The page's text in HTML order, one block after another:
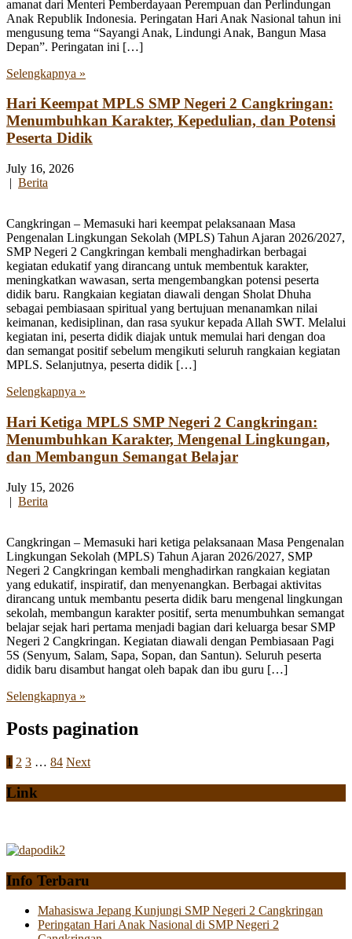
amanat dari Menteri Pemberdayaan Perempuan dan Perlindungan
Anak Republik Indonesia. Peringatan Hari Anak Nasional tahun ini
mengusung tema “Sayangi Anak, Lindungi Anak, Bangun Masa
Depan”. Peringatan ini […]
Selengkapnya »
Hari Keempat MPLS SMP Negeri 2 Cangkringan:
Menumbuhkan Karakter, Kepedulian, dan Potensi
Peserta Didik
July 16, 2026
| Berita
Cangkringan – Memasuki hari keempat pelaksanaan Masa
Pengenalan Lingkungan Sekolah (MPLS) Tahun Ajaran 2026/2027,
SMP Negeri 2 Cangkringan kembali menghadirkan berbagai
kegiatan edukatif yang dirancang untuk membentuk karakter,
meningkatkan wawasan, serta mengembangkan potensi peserta
didik baru. Rangkaian kegiatan diawali dengan Sholat Dhuha
sebagai pembiasaan spiritual yang bertujuan menanamkan nilai
keimanan, kedisiplinan, dan rasa syukur kepada Allah SWT. Melalui
kegiatan ini, peserta didik diajak untuk memulai hari dengan doa
dan semangat positif sebelum mengikuti seluruh rangkaian kegiatan
MPLS. Selanjutnya, peserta didik […]
Selengkapnya »
Hari Ketiga MPLS SMP Negeri 2 Cangkringan:
Menumbuhkan Karakter, Mengenal Lingkungan,
dan Membangun Semangat Belajar
July 15, 2026
| Berita
Cangkringan – Memasuki hari ketiga pelaksanaan Masa Pengenalan
Lingkungan Sekolah (MPLS) Tahun Ajaran 2026/2027, SMP
Negeri 2 Cangkringan kembali menghadirkan rangkaian kegiatan
yang edukatif, inspiratif, dan menyenangkan. Berbagai aktivitas
dirancang untuk membantu peserta didik baru mengenal lingkungan
sekolah, membangun karakter positif, serta menumbuhkan semangat
belajar sejak hari pertama menjadi bagian dari keluarga besar SMP
Negeri 2 Cangkringan. Kegiatan diawali dengan Pembiasaan Pagi
5S (Senyum, Salam, Sapa, Sopan, dan Santun). Seluruh peserta
didik baru disambut hangat oleh bapak dan ibu guru […]
Selengkapnya »
Posts pagination
1 2 3 … 84 Next
Link
Info Terbaru
Mahasiswa Jepang Kunjungi SMP Negeri 2 Cangkringan
Peringatan Hari Anak Nasional di SMP Negeri 2